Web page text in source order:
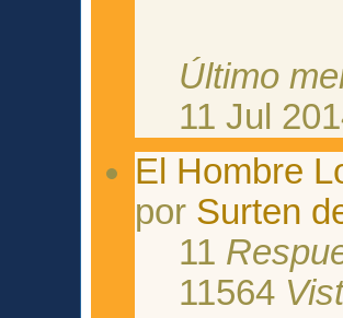
Último
11 Jul
El Hombre
por Surten
11
11564